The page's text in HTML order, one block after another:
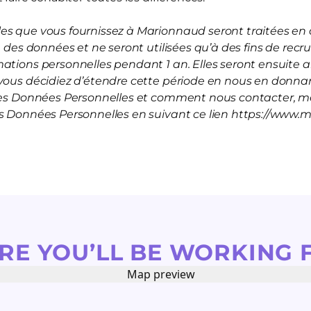
que vous fournissez à Marionnaud seront traitées en
données et ne seront utilisées qu’à des fins de
personnelles pendant 1 an. Elles seront ensuite
décidiez d’étendre cette période en nous en
Données Personnelles et comment nous contacter,
Données Personnelles en suivant ce lien https://
YOU’LL BE WORKING